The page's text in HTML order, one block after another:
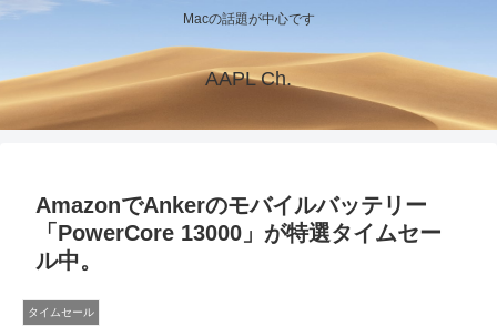
Macの話題が中心です
AAPL Ch.
AmazonでAnkerのモバイルバッテリー
「PowerCore 13000」が特選タイムセー
ル中。
タイムセール